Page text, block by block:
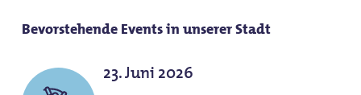
Bevorstehende Events in unserer Stadt
23. Juni 2026